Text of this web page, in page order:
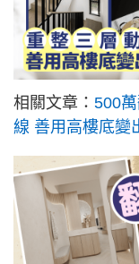
相關文章： 500
線 善用高樓底變